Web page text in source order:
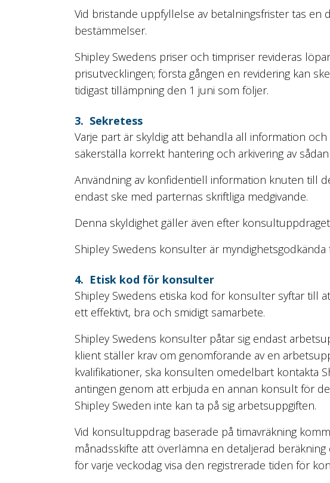
Vid bristande uppfyllelse av betalningsfrister tas en
bestämmelser.
Shipley Swedens priser och timpriser revideras
prisutvecklingen; första gången en revidering kan
tidigast tillämpning den 1 juni som följer.
3. Sekretess
Varje part är skyldig att behandla all information
säkerställa korrekt hantering och arkivering av
Användning av konfidentiell information knuten till
endast ske med parternas skriftliga medgivande.
Denna skyldighet gäller även efter
Shipley Swedens konsulter är
4. Etisk kod för konsulter
Shipley Swedens etiska kod för konsulter syftar till
ett effektivt, bra och smidigt samarbete.
Shipley Swedens konsulter påtar sig endast
klient ställer krav om genomförande av en
kvalifikationer, ska konsulten omedelbart kontakta
antingen genom att erbjuda en annan konsult för
Shipley Sweden inte kan ta på sig arbetsuppgiften.
Vid konsultuppdrag baserade på timavräkning
månadsskifte att överlämna en detaljerad
för varje veckodag visa den registrerade tiden för